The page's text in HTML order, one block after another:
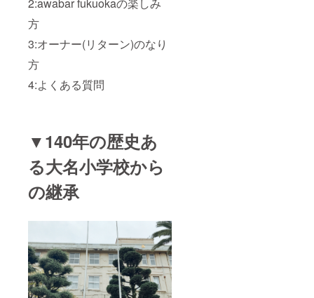
2:awabar fukuokaの楽しみ
方
3:オーナー(リターン)のなり
方
4:よくある質問
▼140年の歴史あ
る大名小学校から
の継承